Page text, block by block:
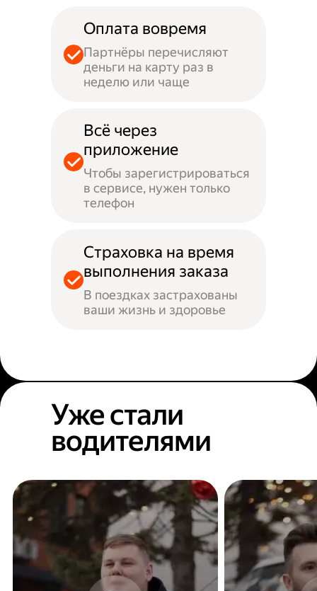
Оплата вовремя
Партнёры перечисляют
деньги на карту раз в
неделю или чаще
Всё через
приложение
Чтобы зарегистрироваться
в сервисе, нужен только
телефон
Страховка на время
выполнения заказа
В поездках застрахованы
ваши жизнь и здоровье
Уже стали
водителями